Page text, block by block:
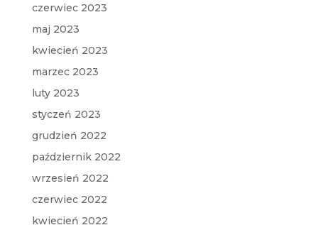
czerwiec 2023
maj 2023
kwiecień 2023
marzec 2023
luty 2023
styczeń 2023
grudzień 2022
październik 2022
wrzesień 2022
czerwiec 2022
kwiecień 2022